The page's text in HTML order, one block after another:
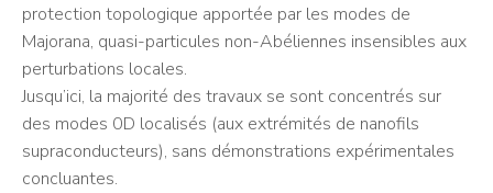
protection topologique apportée par les modes de
Majorana, quasi-particules non-Abéliennes insensibles aux
perturbations locales.
Jusqu’ici, la majorité des travaux se sont concentrés sur
des modes 0D localisés (aux extrémités de nanofils
supraconducteurs), sans démonstrations expérimentales
concluantes.